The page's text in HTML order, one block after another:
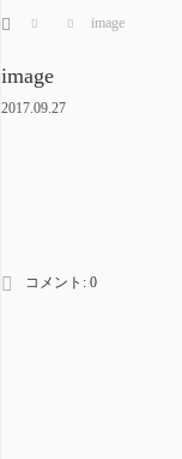
ホーム image
image
2017.09.27
コメント: 0